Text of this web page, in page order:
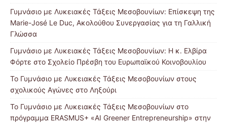
Γυμνάσιο με Λυκειακές Τάξεις Μεσοβουνίων: Επίσκεψη της
Marie-José Le Duc, Ακολούθου Συνεργασίας για τη Γαλλική
Γλώσσα
Γυμνάσιο με Λυκειακές Τάξεις Μεσοβουνίων: Η κ. Ελβίρα
Φόρτε στο Σχολείο Πρέσβη του Ευρωπαϊκού Κοινοβουλίου
Το Γυμνάσιο με Λυκειακές Τάξεις Μεσοβουνίων στους
σχολικούς Αγώνες στο Ληξούρι
Το Γυμνάσιο με Λυκειακές Τάξεις Μεσοβουνίων στο
πρόγραμμα ERASMUS+ «AI Greener Entrepreneurship» στην